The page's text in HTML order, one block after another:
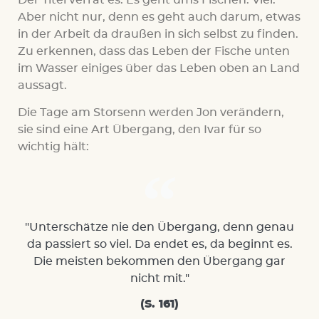
Aber nicht nur, denn es geht auch darum, etwas
in der Arbeit da draußen in sich selbst zu finden.
Zu erkennen, dass das Leben der Fische unten
im Wasser einiges über das Leben oben an Land
aussagt.
Die Tage am Storsenn werden Jon verändern,
sie sind eine Art Übergang, den Ivar für so
wichtig hält:
"Unterschätze nie den Übergang, denn genau
da passiert so viel. Da endet es, da beginnt es.
Die meisten bekommen den Übergang gar
nicht mit."
(S. 161)